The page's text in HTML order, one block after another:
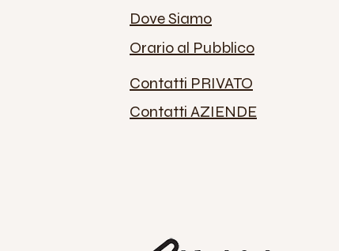
Dove Siamo
Orario al Pubblico
Contatti PRIVATO
Contatti AZIENDE